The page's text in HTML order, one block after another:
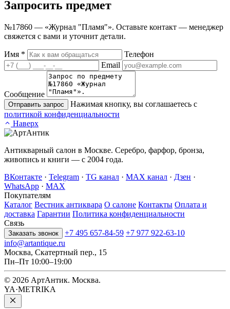
Запросить предмет
№17860 — «Журнал "Пламя"». Оставьте контакт — менеджер
свяжется с вами и уточнит детали.
Имя *
Телефон
Email
Сообщение
Отправить запрос
Нажимая кнопку, вы соглашаетесь с
политикой конфиденциальности
Наверх
Антикварный салон в Москве. Серебро, фарфор, бронза,
живопись и книги — с 2004 года.
ВКонтакте · Telegram · TG канал · MAX канал · Дзен ·
WhatsApp · MAX
Покупателям
Каталог Вестник антиквара О салоне Контакты Оплата и
доставка Гарантии Политика конфиденциальности
Связь
Заказать звонок +7 495 657-84-59 +7 977 922-63-10
info@artantique.ru
Москва, Скатертный пер., 15
Пн–Пт 10:00–19:00
© 2026 АртАнтик. Москва.
YA·METRIKA